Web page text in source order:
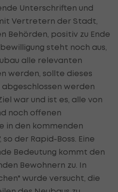
Unterschriften und
Vertretern der Stadt,
Behörden, positiv zu Ende
steht noch aus,
alle relevanten
werden, sollte dieses
werden
war und ist es, alle von
noch offenen
in den kommenden
der Rapid-Boss. Eine
Bedeutung kommt den
Bewohnern zu. In
wurde versucht, die